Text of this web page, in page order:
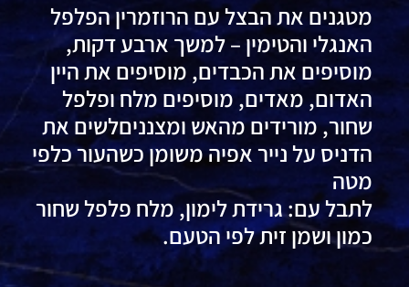
מטגנים את הבצל עם הרוזמרין הפלפל
האנגלי והטימין – למשך ארבע דקות,
מוסיפים את הכבדים, מוסיפים את היין
האדום, מאדים, מוסיפים מלח ופלפל
שחור, מורידים מהאש ומצנניםלשים את
הדניס על נייר אפיה משומן כשהעור כלפי
מטה
לתבל עם: גרידת לימון, מלח פלפל שחור
כמון ושמן זית לפי הטעם.